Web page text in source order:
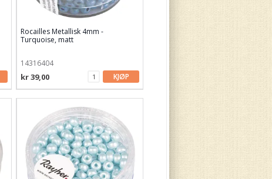
Rocailles Metallisk 4mm -
Turquoise, matt
14316404
kr 39,00 KJØP